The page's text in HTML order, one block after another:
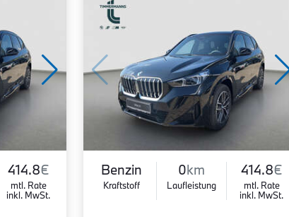
414.8€
mtl. Rate
inkl. MwSt.
Benzin
Kraftstoff
0km
Laufleistung
414.8€
mtl. Rate
inkl. MwSt.